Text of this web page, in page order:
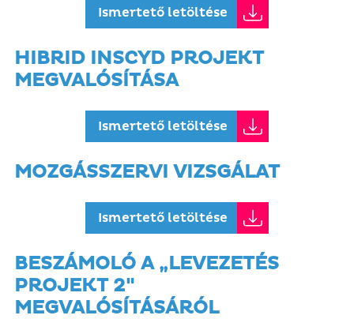
Ismertető letöltése
HIBRID INSCYD PROJEKT
MEGVALÓSÍTÁSA
Ismertető letöltése
MOZGÁSSZERVI VIZSGÁLAT
Ismertető letöltése
BESZÁMOLÓ A „LEVEZETÉS
PROJEKT 2"
MEGVALÓSÍTÁSÁRÓL